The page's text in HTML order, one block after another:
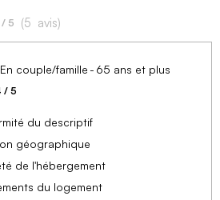
/ 5 (5 avis)
En couple/famille
65 ans et plus
/ 5
du descriptif
géographique
de l'hébergement
du logement